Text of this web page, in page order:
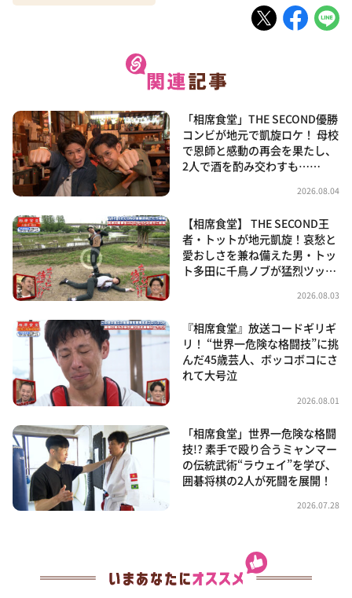
「相席食堂」THE SECOND優勝
コンビが地元で凱旋ロケ！ 母校
で恩師と感動の再会を果たし、
2人で酒を酌み交わすも……
2026.08.04
【相席食堂】 THE SECOND王
者・トットが地元凱旋！哀愁と
愛おしさを兼ね備えた男・トッ
ト多田に千鳥ノブが猛烈ツッ…
2026.08.03
『相席食堂』放送コードギリギ
リ！ “世界一危険な格闘技”に挑
んだ45歳芸人、ボッコボコにさ
れて大号泣
2026.08.01
「相席食堂」世界一危険な格闘
技!? 素手で殴り合うミャンマー
の伝統武術“ラウェイ”を学び、
囲碁将棋の2人が死闘を展開！
2026.07.28